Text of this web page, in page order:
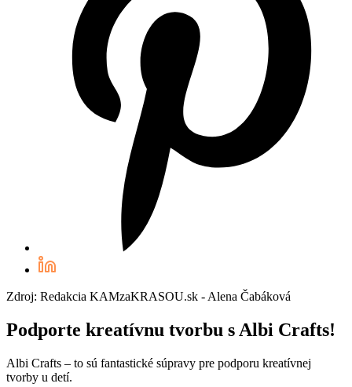
Zdroj: Redakcia KAMzaKRASOU.sk - Alena Čabáková
Podporte kreatívnu tvorbu s Albi Crafts!
Albi Crafts – to sú fantastické súpravy pre podporu kreatívnej
tvorby u detí.